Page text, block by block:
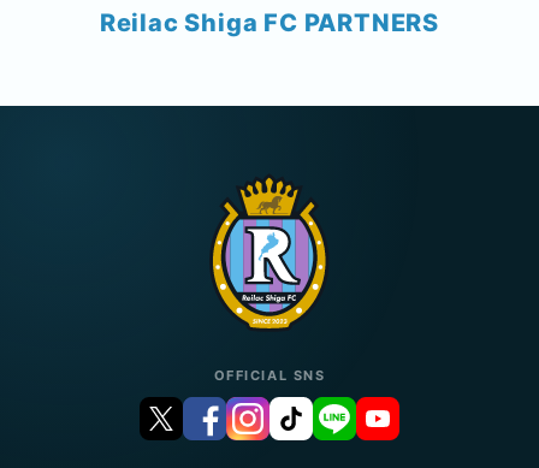
Reilac Shiga FC PARTNERS
OFFICIAL SNS